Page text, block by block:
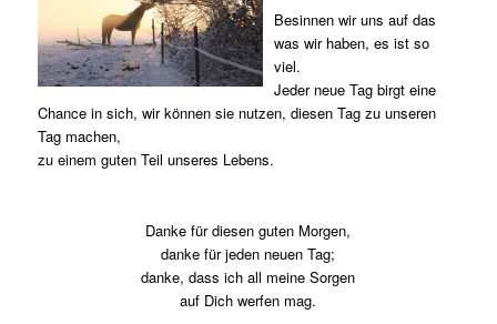
Besinnen wir uns auf das
was wir haben, es ist so
viel.
Jeder neue Tag birgt eine
Chance in sich, wir können sie nutzen, diesen Tag zu unseren
Tag machen,
zu einem guten Teil unseres Lebens.
Danke für diesen guten Morgen,
danke für jeden neuen Tag;
danke, dass ich all meine Sorgen
auf Dich werfen mag.